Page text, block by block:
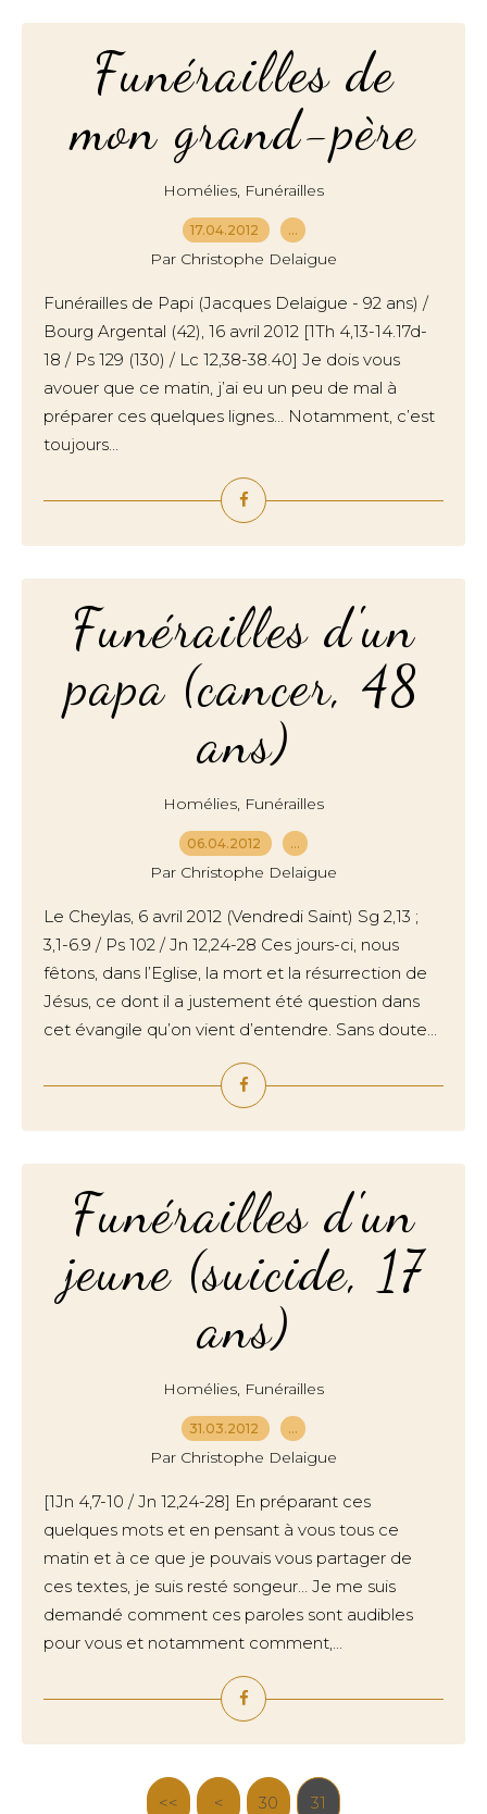
Funérailles de
mon grand-père
Homélies, Funérailles
17.04.2012 …
Par Christophe Delaigue
Funérailles de Papi (Jacques Delaigue - 92 ans) /
Bourg Argental (42), 16 avril 2012 [1Th 4,13-14.17d-
18 / Ps 129 (130) / Lc 12,38-38.40] Je dois vous
avouer que ce matin, j’ai eu un peu de mal à
préparer ces quelques lignes… Notamment, c’est
toujours...
Funérailles d'un
papa (cancer, 48
ans)
Homélies, Funérailles
06.04.2012 …
Par Christophe Delaigue
Le Cheylas, 6 avril 2012 (Vendredi Saint) Sg 2,13 ;
3,1-6.9 / Ps 102 / Jn 12,24-28 Ces jours-ci, nous
fêtons, dans l’Eglise, la mort et la résurrection de
Jésus, ce dont il a justement été question dans
cet évangile qu’on vient d’entendre. Sans doute...
Funérailles d'un
jeune (suicide, 17
ans)
Homélies, Funérailles
31.03.2012 …
Par Christophe Delaigue
[1Jn 4,7-10 / Jn 12,24-28] En préparant ces
quelques mots et en pensant à vous tous ce
matin et à ce que je pouvais vous partager de
ces textes, je suis resté songeur… Je me suis
demandé comment ces paroles sont audibles
pour vous et notamment comment,...
<< < 10
20
30 31